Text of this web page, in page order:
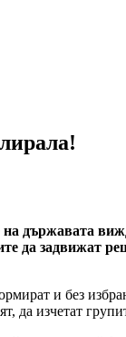
на държавата
да задвижат
и без
да изчетат